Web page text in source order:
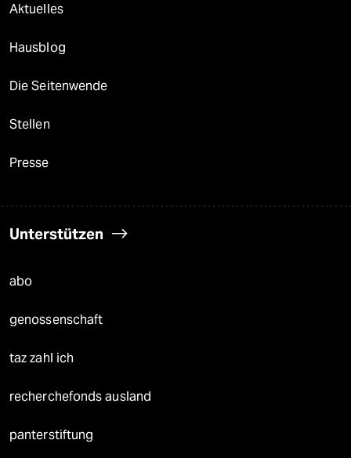
Aktuelles
Hausblog
Die Seitenwende
Stellen
Presse
Unterstützen
abo
genossenschaft
taz zahl ich
recherchefonds ausland
panterstiftung